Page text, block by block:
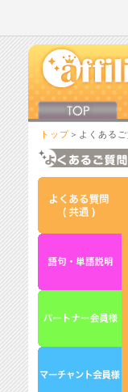
トップ ＞よくある